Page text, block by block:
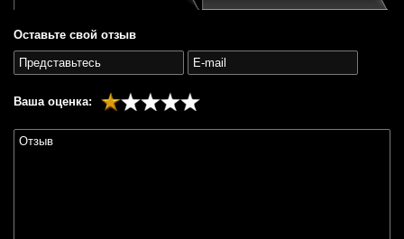
Оставьте свой отзыв
Ваша оценка: